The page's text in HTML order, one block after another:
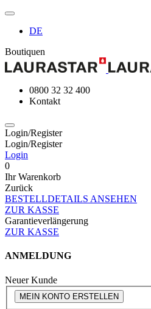
DE
Boutiquen
0800 32 32 400
Kontakt
Login/Register
Login/Register
Login
0
Ihr Warenkorb
Zurück
BESTELLDETAILS ANSEHEN
ZUR KASSE
Garantieverlängerung
ZUR KASSE
ANMELDUNG
Neuer Kunde
MEIN KONTO ERSTELLEN